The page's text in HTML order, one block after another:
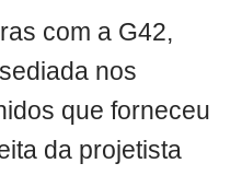
com a G42,
nos
que forneceu
da projetista